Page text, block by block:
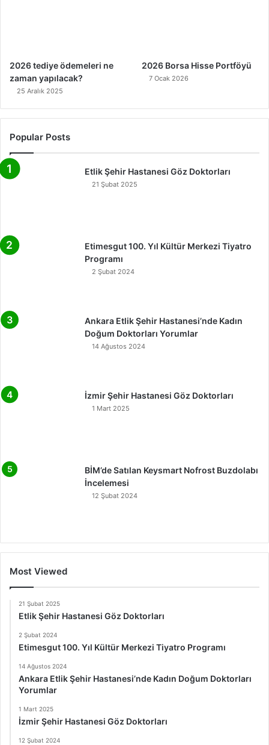
2026 tediye ödemeleri ne
zaman yapılacak?
25 Aralık 2025
2026 Borsa Hisse Portföyü
7 Ocak 2026
Popular Posts
Etlik Şehir Hastanesi Göz Doktorları
21 Şubat 2025
Etimesgut 100. Yıl Kültür Merkezi Tiyatro
Programı
2 Şubat 2024
Ankara Etlik Şehir Hastanesi’nde Kadın
Doğum Doktorları Yorumlar
14 Ağustos 2024
İzmir Şehir Hastanesi Göz Doktorları
1 Mart 2025
BİM’de Satılan Keysmart Nofrost Buzdolabı
İncelemesi
12 Şubat 2024
Most Viewed
21 Şubat 2025
Etlik Şehir Hastanesi Göz Doktorları
2 Şubat 2024
Etimesgut 100. Yıl Kültür Merkezi Tiyatro Programı
14 Ağustos 2024
Ankara Etlik Şehir Hastanesi’nde Kadın Doğum Doktorları
Yorumlar
1 Mart 2025
İzmir Şehir Hastanesi Göz Doktorları
12 Şubat 2024